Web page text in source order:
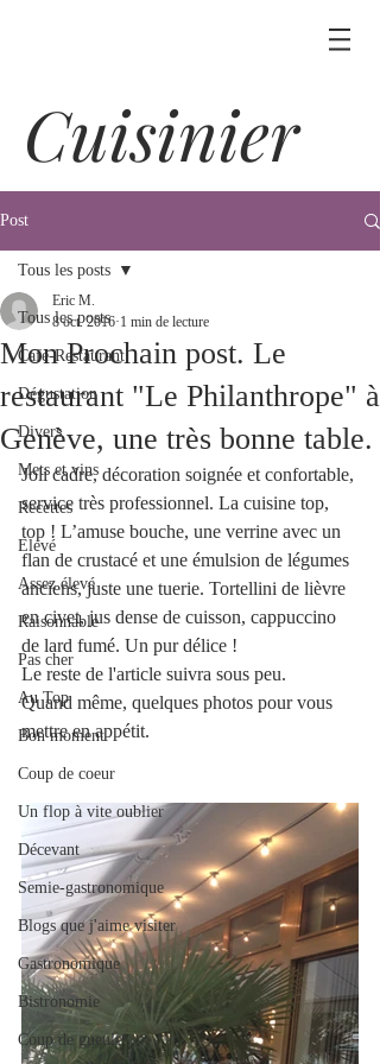
Cuisinier
Post
Tous les posts
Café-Restaurant
Dégustation
Divers
Mets et vins
Recettes
Elevé
Assez élevé
Raisonnable
Pas cher
Au Top
Bon moment
Coup de coeur
Un flop à vite oublier
Décevant
Semie-gastronomique
Blogs que j'aime visiter
Gastronomique
Bistronomie
Coup de gueule
Tous les posts
Mon Prochain post. Le
restaurant "Le Philanthrope" à
Genève, une très bonne table.
Eric M.
8 oct. 2016 1 min de lecture
Joli cadre, décoration soignée et confortable,
service très professionnel. La cuisine top,
top ! L’amuse bouche, une verrine avec un
flan de crustacé et une émulsion de légumes
anciens, juste une tuerie. Tortellini de lièvre
en civet, jus dense de cuisson, cappuccino
de lard fumé. Un pur délice !
Le reste de l'article suivra sous peu.
Quand même, quelques photos pour vous
mettre en appétit.